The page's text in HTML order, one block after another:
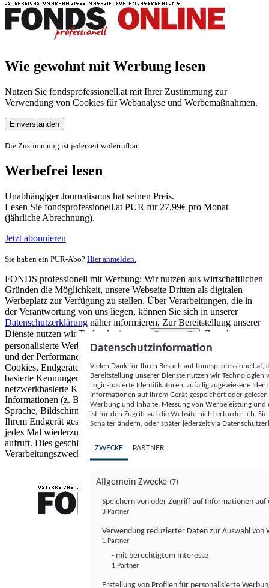
Wie gewohnt mit Werbung lesen
Nutzen Sie fondsprofessionell.at mit Ihrer Zustimmung zur
Verwendung von Cookies für Webanalyse und Werbemaßnahmen.
Einverstanden
Die Zustimmung ist jederzeit widerrufbar.
Werbefrei lesen
Unabhängiger Journalismus hat seinen Preis.
Lesen Sie fondsprofessionell.at PUR für 27,99€ pro Monat
(jährliche Abrechnung).
Jetzt abonnieren
Sie haben ein PUR-Abo? Hier anmelden.
FONDS professionell mit Werbung: Wir nutzen aus wirtschaftlichen
Gründen die Möglichkeit, unsere Webseite Dritten als digitalen
Werbeplatz zur Verfügung zu stellen. Über Verarbeitungen, die in
der Verantwortung von uns liegen, können Sie sich in unserer
Datenschutzerklärung näher informieren. Zur Bereitstellung unserer
Dienste nutzen wir Technologien von
Partnern (5)
. Zwecke:
personalisierte Werbung und Inhalte, Messung von Werbeleistung
und der Performance von Inhalten sowie Zielgruppenforschung.
Cookies, Endgeräte- oder ähnliche Online-Kennungen (z. B. login-
basierte Kennungen, zufällig generierte Kennungen,
netzwerkbasierte Kennungen) können zusammen mit anderen
Informationen (z. B. Browsertyp und Browserinformationen,
Sprache, Bildschirmgröße, unterstützte Technologien usw.) auf
Ihrem Endgerät gespeichert oder von dort ausgelesen werden, um es
jedes Mal wiederzuerkennen, wenn es eine App oder einer Webseite
aufruft. Dies geschieht für einen oder mehrere der hier aufgeführten
Verarbeitungszwecke.
Datenschutzinformation
Vielen Dank für Ihren Besuch auf
Bereitstellung unserer Dienste nutzen wir Technologien
Login-basierte Identifikatoren, zufällig zugewiesene
Informationen auf Ihrem Gerät gespeichert oder
Werbung und Inhalte, Messung von Werbeleistung
ist für den Zugriff auf die Website nicht erforderlich.
Schalter ändern, oder später jederzeit via
ZWECKE PARTNER
Allgemein Zwecke (7)
Speichern von oder Zugriff auf Informationen auf
3 Partner
Verwendung reduzierter Daten zur Auswahl von
1 Partner
- mit berechtigtem Interesse
1 Partner
Erstellung von Profilen für personalisierte
FONDS professionell